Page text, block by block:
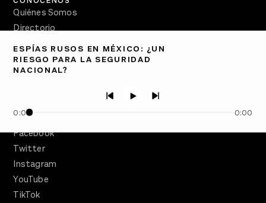
ESPÍAS RUSOS EN MÉXICO: ¿UN
RIESGO PARA LA SEGURIDAD
NACIONAL?
0:00 0:00
Quiénes Somos
Directorio
PÓDCASTS
Semanario Gatopardo
Facebook
Twitter
Instagram
YouTube
TikTok